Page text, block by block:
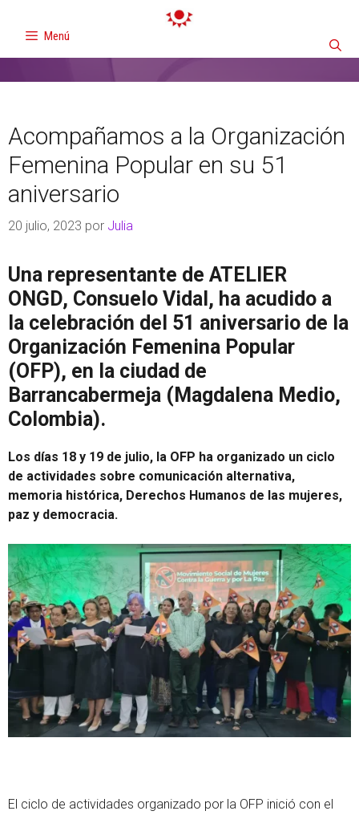
Menú
Acompañamos a la Organización
Femenina Popular en su 51
aniversario
20 julio, 2023 por Julia
Una representante de ATELIER
ONGD, Consuelo Vidal, ha acudido a
la celebración del 51 aniversario de la
Organización Femenina Popular
(OFP), en la ciudad de
Barrancabermeja (Magdalena Medio,
Colombia).
Los días 18 y 19 de julio, la OFP ha organizado un ciclo
de actividades sobre comunicación alternativa,
memoria histórica, Derechos Humanos de las mujeres,
paz y democracia.
El ciclo de actividades organizado por la OFP inició con el